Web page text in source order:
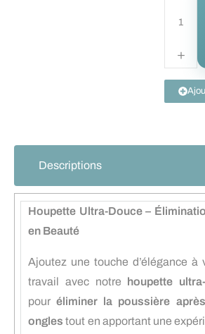
Descriptions
Houpette Ultra-Douce –
en Beauté
Ajoutez une touche d’élégance à
travail avec notre houpette
pouréliminer la poussière
ongles tout en apportant une